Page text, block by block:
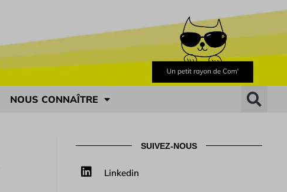
NOUS CONNAÎTRE
SUIVEZ-NOUS
Linkedin